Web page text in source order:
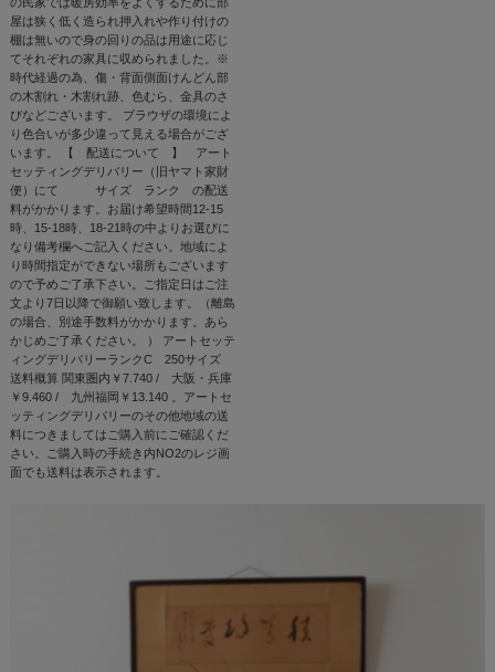
屋は狭く低く造られ押入れや作り付けの
棚は無いので身の回りの品は用途に応じ
てそれぞれの家具に収められました。※
時代経過の為、傷・背面側面けんどん部
の木割れ・木割れ跡、色むら、金具のさ
びなどございます。 ブラウザの環境によ
り色合いが多少違って見える場合がござ
います。 【 配送について 】 アート
セッティングデリバリー（旧ヤマト家財
便）にて サイズ ランク の配送
料がかかります。お届け希望時間12-15
時、15-18時、18-21時の中よりお選びに
なり備考欄へご記入ください。地域によ
り時間指定ができない場所もございます
ので予めご了承下さい。ご指定日はご注
文より7日以降で御願い致します。（離島
の場合、別途手数料がかかります。あら
かじめご了承ください。 ） アートセッテ
ィングデリバリーランクC 250サイズ
送料概算 関東圏内￥7.740 / 大阪・兵庫
￥9.460 / 九州福岡￥13.140 。アートセ
ッティングデリバリーのその他地域の送
料につきましてはご購入前にご確認くだ
さい。ご購入時の手続き内NO2のレジ画
面でも送料は表示されます。